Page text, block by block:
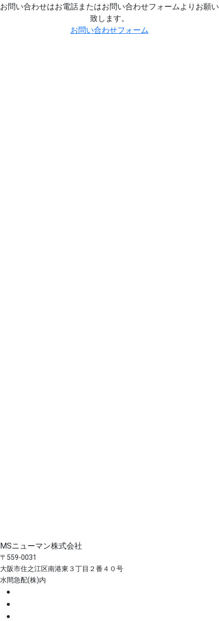
お問い合わせはお電話またはお問い合わせフォームよりお願い
致します。
お問い合わせフォーム
MSニューマン株式会社
〒559-0031
大阪市住之江区南港東３丁目２番４０号
水間急配(株)内